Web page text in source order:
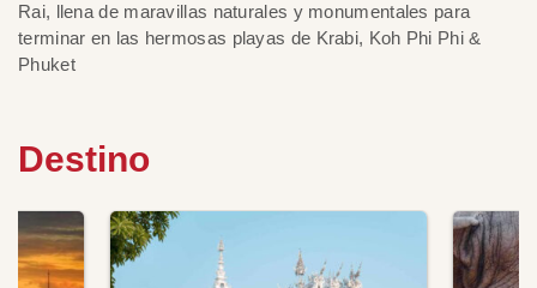
Rai, llena de maravillas naturales y monumentales para
terminar en las hermosas playas de Krabi, Koh Phi Phi &
Phuket
Destino